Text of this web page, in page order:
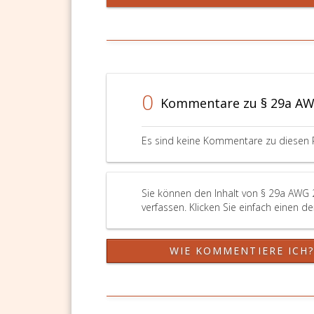
Ende
Kalenderquartals
es
in
einem
Bescheid
gemäß
Paragraph
Absatz
2,
Ziffer
wird
0 Kommentare zu § 29a
Es sind keine Kommentare zu diesen
Sie können den Inhalt von § 29a
verfassen. Klicken Sie einfach einen
WIE KOMMENTIERE ICH?